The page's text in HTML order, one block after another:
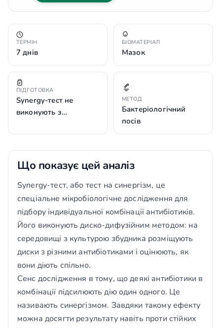
ТЕРМІН
7 днів
БІОМАТЕРІАЛ
Мазок
ПІДГОТОВКА
Synergy-тест не
виконують з…
МЕТОД
Бактеріологічний
посів
Що показує цей аналіз
Synergy-тест, або тест на синергізм, це
спеціальне мікробіологічне дослідження для
підбору індивідуальної комбінації антибіотиків.
Його виконують диско-дифузійним методом: на
середовищі з культурою збудника розміщують
диски з різними антибіотиками і оцінюють, як
вони діють спільно.
Сенс дослідження в тому, що деякі антибіотики в
комбінації підсилюють дію один одного. Це
називають синергізмом. Завдяки такому ефекту
можна досягти результату навіть проти стійких